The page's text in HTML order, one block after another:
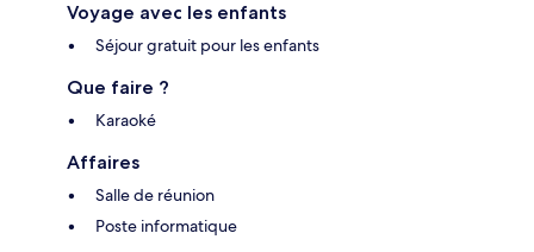
Voyage avec les enfants
Séjour gratuit pour les enfants
Que faire ?
Karaoké
Affaires
Salle de réunion
Poste informatique